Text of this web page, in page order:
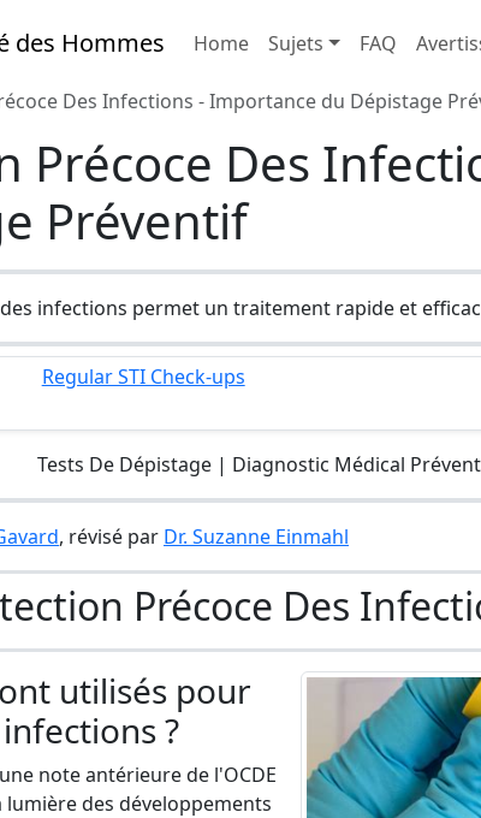
des Hommes Home Sujets FAQ
Des Infections - Importance du Dépistage
Précoce Des
Préventif
infections permet un traitement rapide et
Regular STI Check-ups
Tests De Dépistage | Diagnostic Médical
, révisé par Dr. Suzanne Einmahl
Précoce Des
utilisés pour
?
note antérieure de l'OCDE
lumière des développements